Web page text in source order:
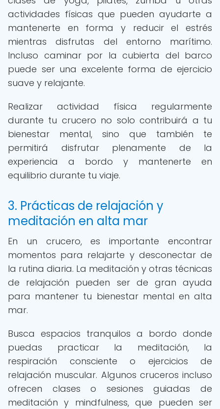
actividades físicas que pueden ayudarte a
mantenerte en forma y reducir el estrés
mientras disfrutas del entorno marítimo.
Incluso caminar por la cubierta del barco
puede ser una excelente forma de ejercicio
suave y relajante.
Realizar actividad física regularmente
durante tu crucero no solo contribuirá a tu
bienestar mental, sino que también te
permitirá disfrutar plenamente de la
experiencia a bordo y mantenerte en
equilibrio durante tu viaje.
3. Prácticas de relajación y
meditación en alta mar
En un crucero, es importante encontrar
momentos para relajarte y desconectar de
la rutina diaria. La meditación y otras técnicas
de relajación pueden ser de gran ayuda
para mantener tu bienestar mental en alta
mar.
Busca espacios tranquilos a bordo donde
puedas practicar la meditación, la
respiración consciente o ejercicios de
relajación muscular. Algunos cruceros incluso
ofrecen clases o sesiones guiadas de
meditación y mindfulness, que pueden ser